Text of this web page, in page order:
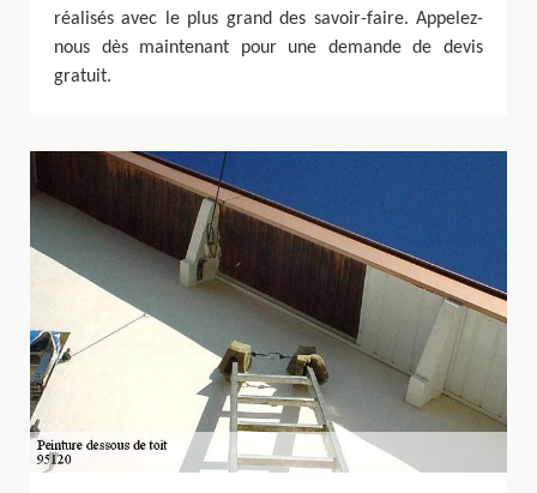
réalisés avec le plus grand des savoir-faire. Appelez-
nous dès maintenant pour une demande de devis
gratuit.